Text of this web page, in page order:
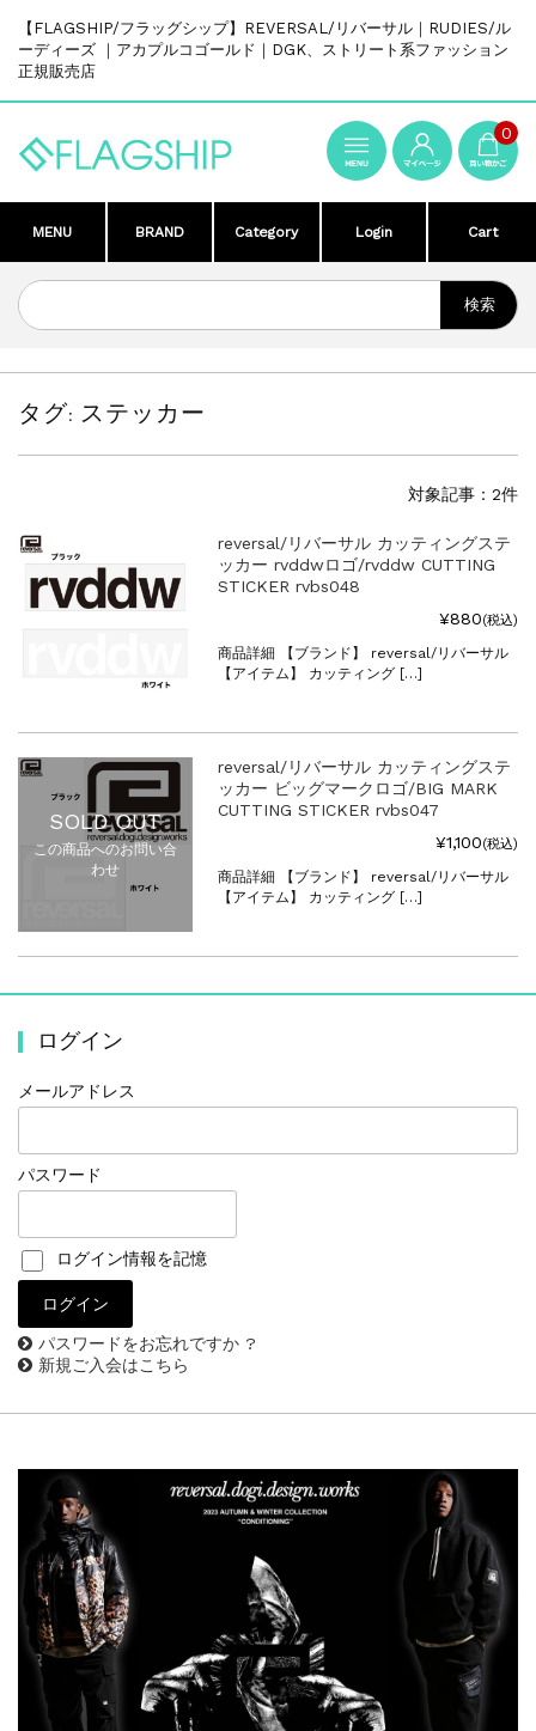
【FLAGSHIP/フラッグシップ】REVERSAL/リバーサル｜RUDIES/ル
ーディーズ ｜アカプルコゴールド｜DGK、ストリート系ファッション
正規販売店
0
MENU BRAND Category Login Cart
タグ:ステッカー
対象記事：2件
reversal/リバーサル カッティングステ
ッカー rvddwロゴ/rvddw CUTTING
STICKER rvbs048
¥880(税込)
商品詳細 【ブランド】 reversal/リバーサル
【アイテム】 カッティング […]
SOLD OUT
この商品へのお問い合
わせ
reversal/リバーサル カッティングステ
ッカー ビッグマークロゴ/BIG MARK
CUTTING STICKER rvbs047
¥1,100(税込)
商品詳細 【ブランド】 reversal/リバーサル
【アイテム】 カッティング […]
ログイン
メールアドレス
パスワード
ログイン情報を記憶
パスワードをお忘れですか ?
新規ご入会はこちら